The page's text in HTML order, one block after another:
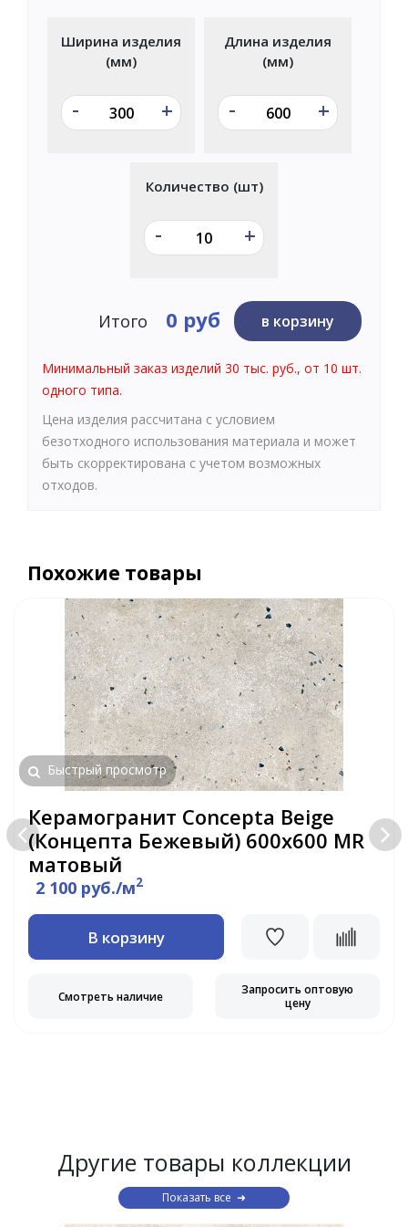
Ширина изделия
(мм)
- +
Длина изделия
(мм)
- +
Количество (шт)
- +
Итого 0 руб в корзину
Минимальный заказ изделий 30 тыс. руб., от 10 шт.
одного типа.
Цена изделия рассчитана с условием
безотходного использования материала и может
быть скорректирована с учетом возможных
отходов.
Похожие товары
Быстрый просмотр
Керамогранит Concepta Beige
(Концепта Бежевый) 600х600 MR
матовый
2 100 руб./м2
В корзину
Смотреть наличие
Запросить оптовую
цену
Другие товары коллекции
Показать все